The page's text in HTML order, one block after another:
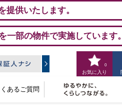
供いたします。
部の物件で実施しています。
お気に入り
0
あるご質問